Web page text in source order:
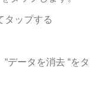
タップする
データを消去 “をタ